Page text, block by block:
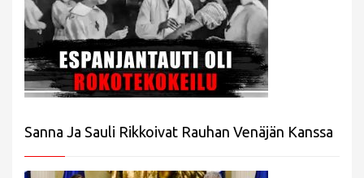
Sanna Ja Sauli Rikkoivat Rauhan Venäjän Kanssa